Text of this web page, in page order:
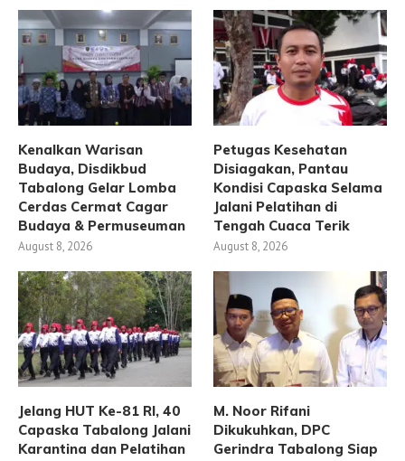
Kenalkan Warisan
Budaya, Disdikbud
Tabalong Gelar Lomba
Cerdas Cermat Cagar
Budaya & Permuseuman
August 8, 2026
Petugas Kesehatan
Disiagakan, Pantau
Kondisi Capaska Selama
Jalani Pelatihan di
Tengah Cuaca Terik
August 8, 2026
Jelang HUT Ke-81 RI, 40
Capaska Tabalong Jalani
Karantina dan Pelatihan
M. Noor Rifani
Dikukuhkan, DPC
Gerindra Tabalong Siap